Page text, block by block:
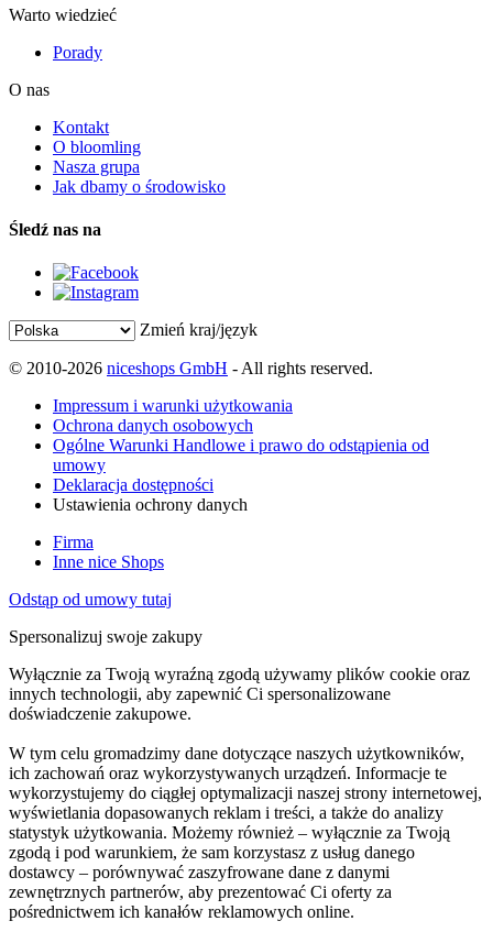
Warto wiedzieć
Porady
O nas
Kontakt
O bloomling
Nasza grupa
Jak dbamy o środowisko
Śledź nas na
Zmień kraj/język
© 2010-2026 niceshops GmbH - All rights reserved.
Impressum i warunki użytkowania
Ochrona danych osobowych
Ogólne Warunki Handlowe i prawo do odstąpienia od
umowy
Deklaracja dostępności
Ustawienia ochrony danych
Firma
Inne nice Shops
Odstąp od umowy tutaj
Spersonalizuj swoje zakupy
Wyłącznie za Twoją wyraźną zgodą używamy plików cookie oraz
innych technologii, aby zapewnić Ci spersonalizowane
doświadczenie zakupowe.
W tym celu gromadzimy dane dotyczące naszych użytkowników,
ich zachowań oraz wykorzystywanych urządzeń. Informacje te
wykorzystujemy do ciągłej optymalizacji naszej strony internetowej,
wyświetlania dopasowanych reklam i treści, a także do analizy
statystyk użytkowania. Możemy również – wyłącznie za Twoją
zgodą i pod warunkiem, że sam korzystasz z usług danego
dostawcy – porównywać zaszyfrowane dane z danymi
zewnętrznych partnerów, aby prezentować Ci oferty za
pośrednictwem ich kanałów reklamowych online.